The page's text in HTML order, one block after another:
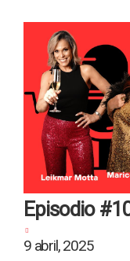
Episodio
9 abril, 2025